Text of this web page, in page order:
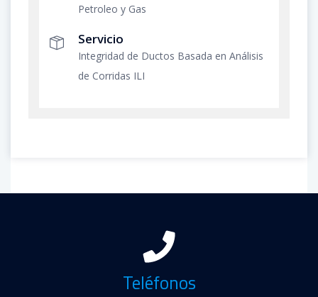
Petroleo y Gas
Servicio
Integridad de Ductos Basada en Análisis
de Corridas ILI
Teléfonos